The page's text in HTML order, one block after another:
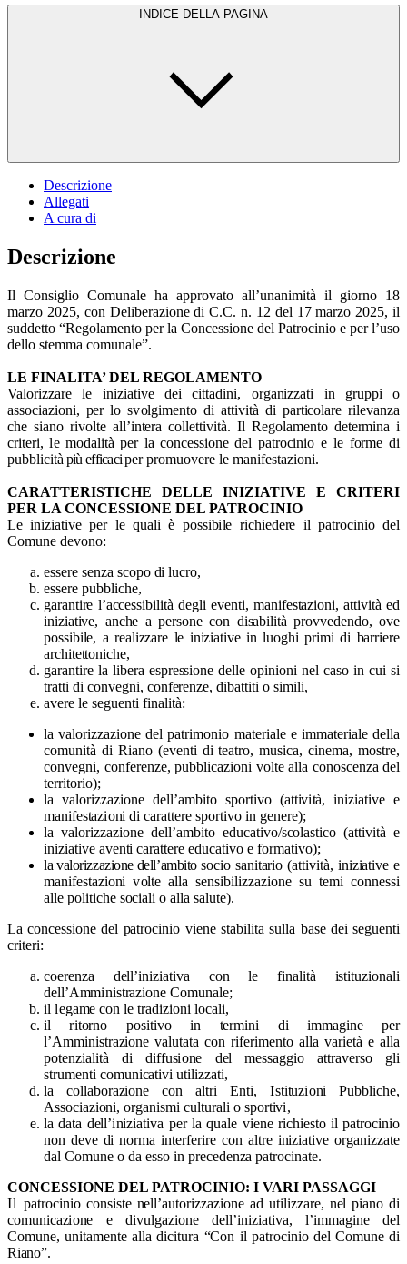
INDICE DELLA PAGINA
Descrizione
Allegati
A cura di
Descrizione
Il Consiglio Comunale ha approvato all’unanimità il giorno 18
marzo 2025, con Deliberazione di C.C. n. 12 del 17 marzo 2025, il
suddetto “Regolamento per la Concessione del Patrocinio e per l’uso
dello stemma comunale”.
LE FINALITA’ DEL REGOLAMENTO
Valorizzare le iniziative deicittadini, organizzati in gruppi o
associazioni, perlo svolgimento di attività di particolarerilevanza
che siano rivolte all’intera collettività. Il Regolamento determina i
criteri,lemodalità per la concessione del patrocinio e le forme di
pubblicità più efficaciper promuovere le manifestazioni.
CARATTERISTICHE DELLE INIZIATIVE E CRITERI
PER LA CONCESSIONE DEL PATROCINIO
Leiniziativeper le quali è possibile richiedere il patrocinio del
Comune devono:
essere senza scopo dilucro,
essere pubbliche,
garantire l’accessibilità degli eventi, manifestazioni, attività ed
iniziative, anche a persone con disabilità provvedendo, ove
possibile, a realizzare le iniziative in luoghi primi di barriere
architettoniche,
garantire la libera espressione delleopinioni nel casoin cuisi
tratti di convegni, conferenze, dibattiti o simili,
avere le seguenti finalità:
la valorizzazione del patrimonio materiale e immateriale della
comunità di Riano (eventi di teatro, musica, cinema, mostre,
convegni, conferenze, pubblicazioni volte alla conoscenza del
territorio);
la valorizzazione dell’ambito sportivo (attività,iniziative e
manifestazioni di carattere sportivo in genere);
la valorizzazione dell’ambito educativo/scolastico (attività e
iniziative aventi carattere educativo e formativo);
la valorizzazione dell’ambito socio sanitario (attività, iniziative e
manifestazionivoltealla sensibilizzazione su temi connessi
alle politiche sociali o alla salute).
La concessionedel patrocinio vienestabilita sulla base dei seguenti
criteri:
coerenza dell’iniziativa conle finalità istituzionali
dell’Amministrazione Comunale;
illegame conle tradizioni locali,
ilritorno positivoin termini diimmagineper
l’Amministrazione valutata con riferimentoalla varietà e alla
potenzialità di diffusione delmessaggioattraverso gli
strumenti comunicativi utilizzati,
la collaborazione con altriEnti,IstituzioniPubbliche,
Associazioni, organismi culturali o sportivi,
ladata dell’iniziativa per la quale viene richiestoilpatrocinio
non deve di normainterferire con altre iniziative organizzate
dal Comune o da esso in precedenza patrocinate.
CONCESSIONE DEL PATROCINIO: I VARI PASSAGGI
Ilpatrocinio consiste nell’autorizzazione ad utilizzare, nelpianodi
comunicazione e divulgazione dell’iniziativa, l’immaginedel
Comune, unitamentealla dicitura “Con il patrocinio del Comune di
Riano”.